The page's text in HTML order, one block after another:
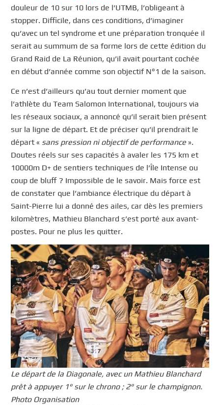
douleur de 10 sur 10 lors de l’UTMB, l’obligeant à
stopper. Difficile, dans ces conditions, d’imaginer
qu’avec un tel syndrome et une préparation tronquée il
serait au summum de sa forme lors de cette édition du
Grand Raid de La Réunion, qu’il avait pourtant cochée
en début d’année comme son objectif N°1 de la saison.
Ce n’est d’ailleurs qu’au tout dernier moment que
l’athlète du Team Salomon International, toujours via
les réseaux sociaux, a annoncé qu’il serait bien présent
sur la ligne de départ. Et de préciser qu’il prendrait le
départ « sans pression ni objectif de performance ».
Doutes réels sur ses capacités à avaler les 175 km et
10000m D+ de sentiers techniques de l’Île Intense ou
coup de bluff ? Impossible de le savoir. Mais force est
de constater que l’ambiance électrique du départ à
Saint-Pierre lui a donné des ailes, car dès les premiers
kilomètres, Mathieu Blanchard s’est porté aux avant-
postes. Pour ne plus les quitter.
Le départ de la Diagonale, avec un Mathieu Blanchard
prêt à appuyer 1° sur le chrono ; 2° sur le champignon.
Photo Organisation